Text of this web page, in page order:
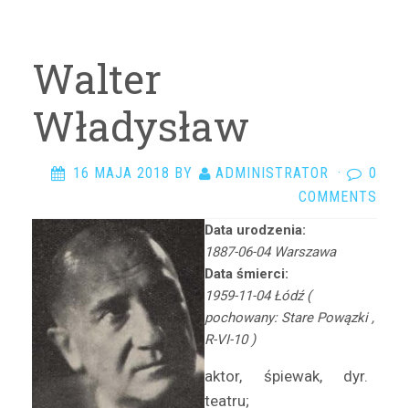
Arciszewska Wiktoria
Arciszewska Danuta
Arczyńska Maria
Argasińska Stanisława
Arkadi Ari
Arnd-Leska Halina
Arnoldówna Maria
Arnoldt Wiktor
Aston Adam
Azarewicz Helena
Bąbolska Maria
Bachnerówna Regina
Walter
Władysław
16 MAJA 2018 BY ADMINISTRATOR ·
0
COMMENTS
Data urodzenia:
1887-06-04 Warszawa
Data śmierci:
1959-11-04 Łódź (
pochowany: Stare Powązki ,
R-VI-10 )
aktor, śpiewak, dyr.
teatru;